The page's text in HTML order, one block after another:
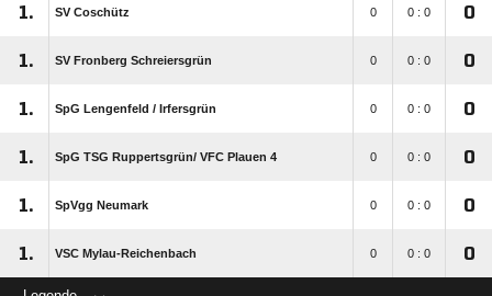
1. SV Coschütz 0 0 : 0 0
1. SV Fronberg Schreiersgrün 0 0 : 0 0
1. SpG Lengenfeld /​ Irfersgrün 0 0 : 0 0
1. SpG TSG Ruppertsgrün/​ VFC Plauen 4 0 0 : 0 0
1. SpVgg Neumark 0 0 : 0 0
1. VSC Mylau-Reichenbach 0 0 : 0 0